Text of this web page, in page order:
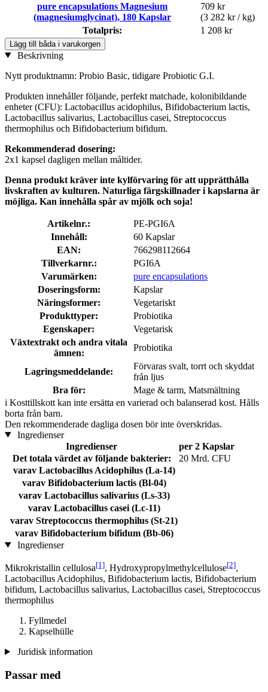
pure encapsulations Magnesium
(magnesiumglycinat), 180 Kapslar
709 kr
(3 282 kr / kg)
Totalpris:
1 208 kr
Lägg till båda i varukorgen
Beskrivning
Nytt produktnamn: Probio Basic, tidigare Probiotic G.I.
Produkten innehåller följande, perfekt matchade, kolonibildande
enheter (CFU): Lactobacillus acidophilus, Bifidobacterium lactis,
Lactobacillus salivarius, Lactobacillus casei, Streptococcus
thermophilus och Bifidobacterium bifidum.
Rekommenderad dosering:
2x1 kapsel dagligen mellan måltider.
Denna produkt kräver inte kylförvaring för att upprätthålla
livskraften av kulturen. Naturliga färgskillnader i kapslarna är
möjliga. Kan innehålla spår av mjölk och soja!
Artikelnr.:
PE-PGI6A
Innehåll:
60 Kapslar
EAN:
766298112664
Tillverkarnr.:
PGI6A
Varumärken:
pure encapsulations
Doseringsform:
Kapslar
Näringsformer:
Vegetariskt
Produkttyper:
Probiotika
Egenskaper:
Vegetarisk
Växtextrakt och andra vitala
ämnen:
Probiotika
Lagringsmeddelande:
Förvaras svalt, torrt och skyddat
från ljus
Bra för:
Mage & tarm, Matsmältning
i Kosttillskott kan inte ersätta en varierad och balanserad kost. Hålls
borta från barn.
Den rekommenderade dagliga dosen bör inte överskridas.
Ingredienser
Ingredienser
per 2 Kapslar
Det totala värdet av följande bakterier:
20 Mrd. CFU
varav Lactobacillus Acidophilus (La-14)
varav Bifidobacterium lactis (Bl-04)
varav Lactobacillus salivarius (Ls-33)
varav Lactobacillus casei (Lc-11)
varav Streptococcus thermophilus (St-21)
varav Bifidobacterium bifidum (Bb-06)
Ingredienser
Mikrokristallin cellulosa[1], Hydroxypropylmethylcellulose[2],
Lactobacillus Acidophilus, Bifidobacterium lactis, Bifidobacterium
bifidum, Lactobacillus salivarius, Lactobacillus casei, Streptococcus
thermophilus
Fyllmedel
Kapselhülle
Juridisk information
Passar med